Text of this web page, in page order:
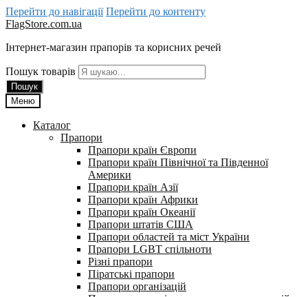
Перейти до навігації Перейти до контенту
FlagStore.com.ua
Інтернет-магазин прапорів та корисних речей
Пошук товарів
Пошук
Меню
Каталог
Прапори
Прапори країн Європи
Прапори країн Північної та Південної
Америки
Прапори країн Азії
Прапори країн Африки
Прапори країн Океанії
Прапори штатів США
Прапори областей та міст України
Прапори LGBT спільноти
Різні прапори
Піратські прапори
Прапори організацій